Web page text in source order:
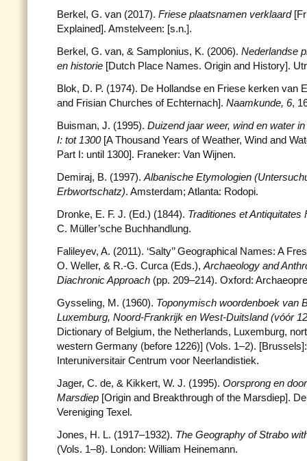
Berkel, G. van (2017). Friese plaatsnamen verklaard
Explained]. Amstelveen: [s.n.].
Berkel, G. van, & Samplonius, K. (2006). Nederlandse
en historie [Dutch Place Names. Origin and History].
Blok, D. P. (1974). De Hollandse en Friese kerken van
and Frisian Churches of Echternach]. Naamkunde, 6,
Buisman, J. (1995). Duizend jaar weer, wind en water
I: tot 1300 [A Thousand Years of Weather, Wind and
Part I: until 1300]. Franeker: Van Wijnen.
Demiraj, B. (1997). Albanische Etymologien
Erbwortschatz). Amsterdam; Atlanta: Rodopi.
Dronke, E. F. J. (Ed.) (1844). Traditiones et Antiquitates
C. Müller’sche Buchhandlung.
Falileyev, A. (2011). ‘Salty’’ Geographical Names: A
O. Weller, & R.-G. Curca (Eds.), Archaeology and
Diachronic Approach (pp. 209–214). Oxford:
Gysseling, M. (1960). Toponymisch woordenboek van
Luxemburg, Noord-Frankrijk en West-Duitsland (vóór
Dictionary of Belgium, the Netherlands, Luxemburg,
western Germany (before 1226)] (Vols. 1–2).
Interuniversitair Centrum voor Neerlandistiek.
Jager, C. de, & Kikkert, W. J. (1995). Oorsprong en
Marsdiep [Origin and Breakthrough of the Marsdiep].
Vereniging Texel.
Jones, H. L. (1917–1932). The Geography of Strabo
(Vols. 1–8). London: William Heinemann.